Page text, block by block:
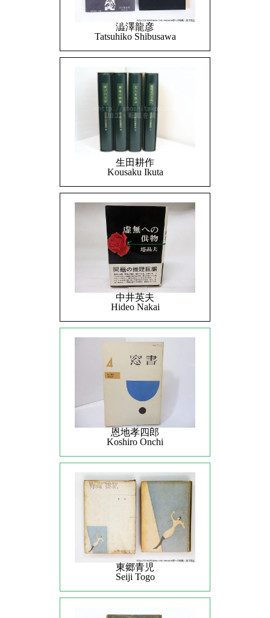
澁澤龍彦
Tatsuhiko Shibusawa
生田耕作
Kousaku Ikuta
中井英夫
Hideo Nakai
恩地孝四郎
Koshiro Onchi
東郷青児
Seiji Togo